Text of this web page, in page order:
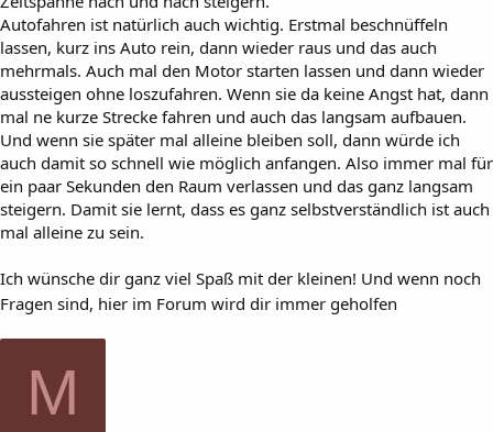
Autofahren ist natürlich auch wichtig. Erstmal beschnüffeln
lassen, kurz ins Auto rein, dann wieder raus und das auch
mehrmals. Auch mal den Motor starten lassen und dann wieder
aussteigen ohne loszufahren. Wenn sie da keine Angst hat, dann
mal ne kurze Strecke fahren und auch das langsam aufbauen.
Und wenn sie später mal alleine bleiben soll, dann würde ich
auch damit so schnell wie möglich anfangen. Also immer mal für
ein paar Sekunden den Raum verlassen und das ganz langsam
steigern. Damit sie lernt, dass es ganz selbstverständlich ist auch
mal alleine zu sein.
Ich wünsche dir ganz viel Spaß mit der kleinen! Und wenn noch
Fragen sind, hier im Forum wird dir immer geholfen
M